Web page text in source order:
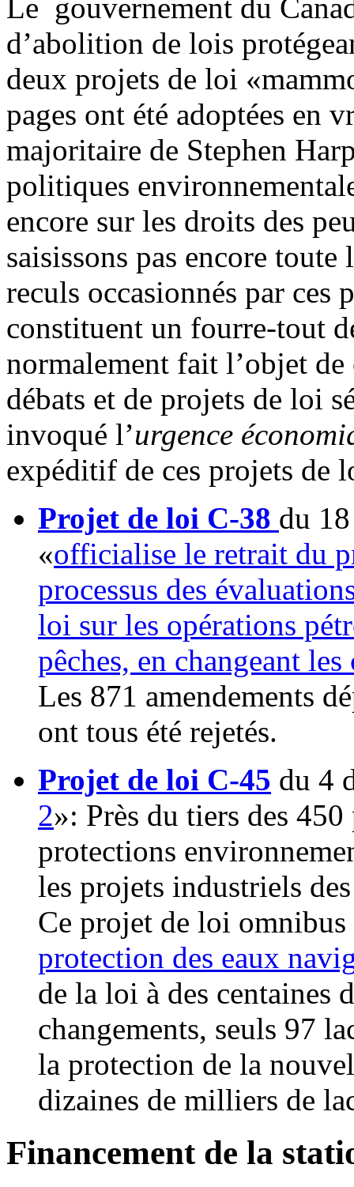
Le gouvernement du
d’abolition de lois
deux projets de loi
pages ont été adoptées en
majoritaire de Stephen
politiques
encore sur les droits des
saisissons pas encore
reculs occasionnés par
constituent un fourre-tout
normalement fait l’objet
débats et de projets de loi
invoqué l’urgence
expéditif de ces projets de
Projet de loi C-38 du
«officialise le retrait du
processus des
loi sur les opérations
pêches, en changeant
Les 871 amendements
ont tous été rejetés.
Projet de loi C-45 du 4
2»: Près du tiers des
protections
les projets industriels
Ce projet de loi
protection des eaux
de la loi à des centaines
changements, seuls 97
la protection de la
dizaines de milliers de
Financement de la